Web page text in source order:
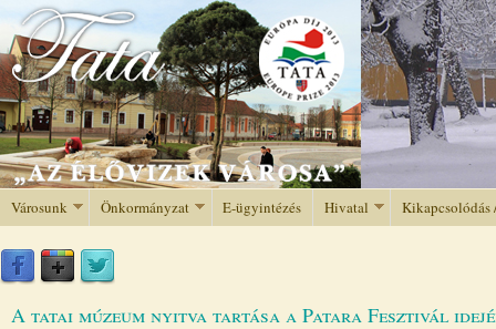
Jump to navigation
Városunk Önkormányzat E-ügyintézés Hivatal Kikapcsolódás
A tatai múzeum nyitva tartása a Patara Fesztivál